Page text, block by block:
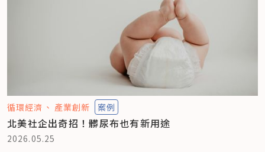
循環經濟 產業創新 案例
北美社企出奇招！髒尿布也有新用途
2026.05.25